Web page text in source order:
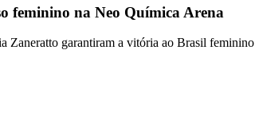
feminino na Neo Química Arena
Zaneratto garantiram a vitória ao Brasil feminino